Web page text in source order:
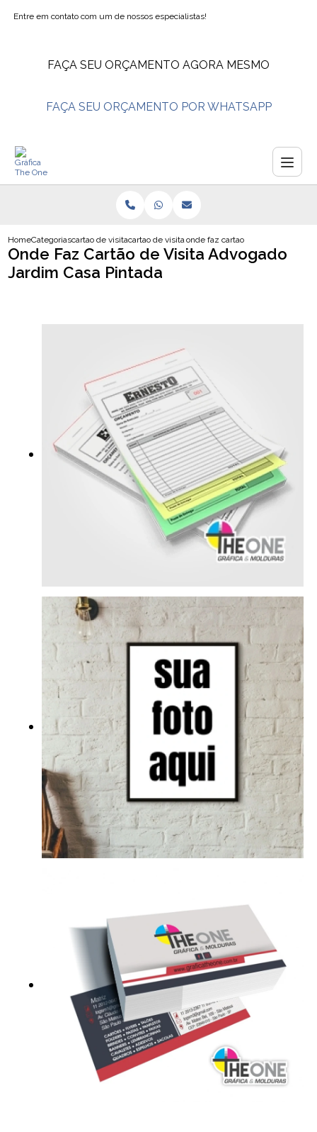
Entre em contato com um de nossos especialistas!
FAÇA SEU ORÇAMENTO AGORA MESMO
FAÇA SEU ORÇAMENTO POR WHATSAPP
HomeCategoriascartao de visitacartao de visita graficaonde faz cartao de visita
Onde Faz Cartão de Visita Advogado
Jardim Casa Pintada